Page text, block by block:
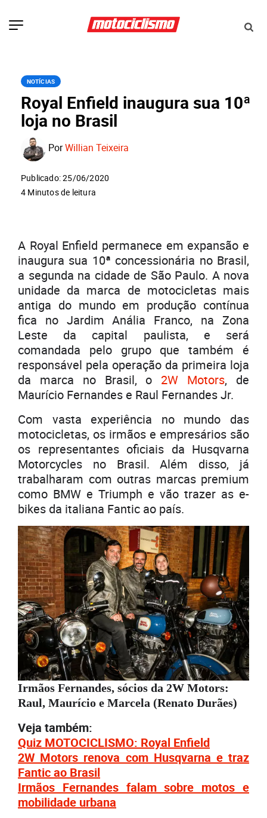
NOTÍCIAS
Royal Enfield inaugura sua 10ª
loja no Brasil
PorWillian Teixeira
Publicado: 25/06/2020
4 Minutos de leitura
A Royal Enfield permanece em expansão e
inaugura sua 10ª concessionária no Brasil,
a segunda na cidade de São Paulo. A nova
unidade da marca de motocicletas mais
antiga do mundo em produção contínua
fica no Jardim Anália Franco, na Zona
Leste da capital paulista, e será
comandada pelo grupo que também é
responsável pela operação da primeira loja
da marca no Brasil, o 2W Motors, de
Maurício Fernandes e Raul Fernandes Jr.
Com vasta experiência no mundo das
motocicletas, os irmãos e empresários são
os representantes oficiais da Husqvarna
Motorcycles no Brasil. Além disso, já
trabalharam com outras marcas premium
como BMW e Triumph e vão trazer as e-
bikes da italiana Fantic ao país.
Irmãos Fernandes, sócios da 2W Motors:
Raul, Maurício e Marcela (Renato Durães)
Veja também:
Quiz MOTOCICLISMO: Royal Enfield
2W Motors renova com Husqvarna e traz
Fantic ao Brasil
Irmãos Fernandes falam sobre motos e
mobilidade urbana